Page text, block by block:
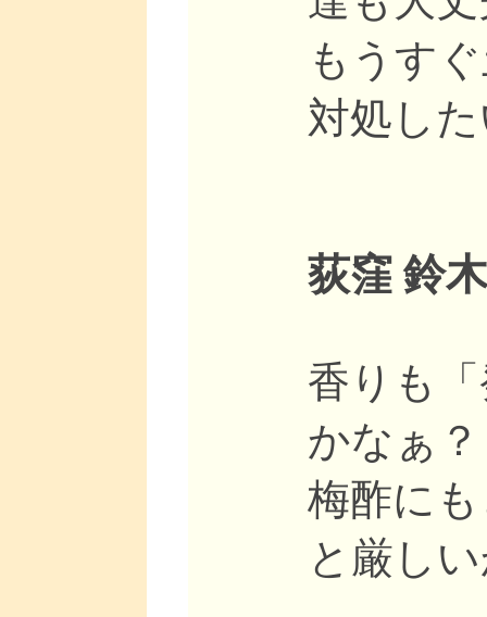
もうす
対処し
荻窪 鈴
香りも
かなぁ？
梅酢に
と厳し